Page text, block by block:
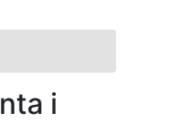
i